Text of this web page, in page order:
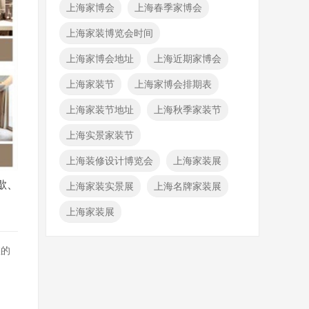
上海家博会
上海春季家博会
上海家装博览会时间
上海家博会地址
上海近期家博会
上海家装节
上海家博会排期表
上海家装节地址
上海秋季家装节
上海实景家装节
上海装修设计博览会
上海家装展
上海家装实景展
上海名牌家装展
上海家装展